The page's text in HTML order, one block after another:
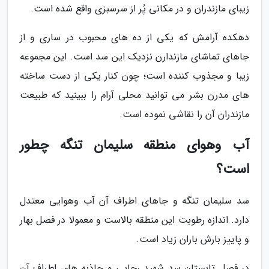
زیبای مازندران و در مکانی پُر از سرسبزی واقع شده است.
دهکده آرامش که یکی از ده های محبوب در ساری و از
جاهای تماشای مازندارن نزدیک این سد است. این مجموعه
زیبا و مجذوب کننده است؛ چون کنار یکی از دست ساخته
های مدرن بشر می توانید محلی آرام را ببینید که طبیعت
مازندران آن را نقاشی نموده است.
آب وهوای منطقه سلیمان تنگه چطور
است؟
سد سلیمان تنگه و جاهای اطراف آن آب وهوایی معتدل
دارد. اندازه رطوبت این منطقه بالاست و معمولا در فصل بهار
و پاییز بارش باران زیاد است.